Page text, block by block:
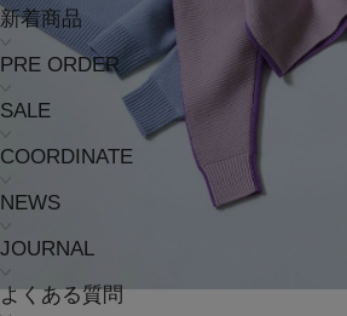
新着商品
PRE ORDER
SALE
COORDINATE
NEWS
JOURNAL
よくある質問